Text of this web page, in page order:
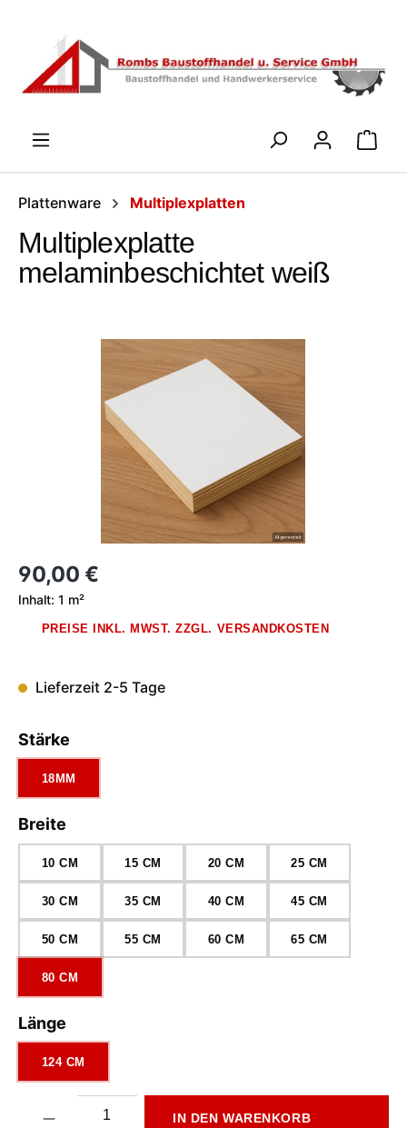
Plattenware Multiplexplatten
Multiplexplatte
melaminbeschichtet weiß
Regulärer Preis:
90,00 €
Inhalt: 1 m²
PREISE INKL. MWST. ZZGL. VERSANDKOSTEN
Lieferzeit 2-5 Tage
Stärke
18MM
Breite
10 CM 15 CM 20 CM 25 CM
30 CM 35 CM 40 CM 45 CM
50 CM 55 CM 60 CM 65 CM
80 CM
Länge
124 CM
IN DEN WARENKORB